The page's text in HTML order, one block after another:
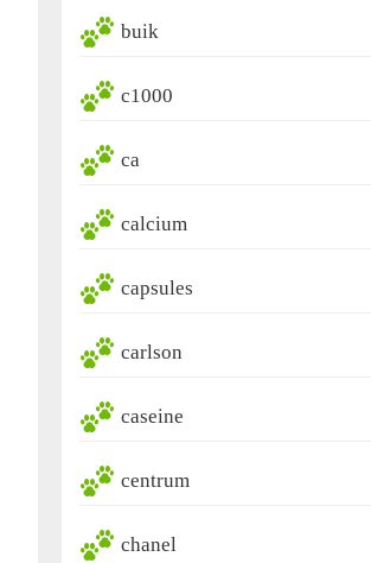
buik
c1000
ca
calcium
capsules
carlson
caseine
centrum
chanel